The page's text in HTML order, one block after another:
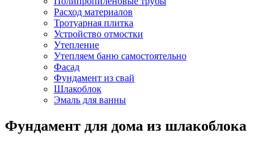
Расход материалов
Тротуарная плитка
Устройство отмостки
Утепление
Утепляем баню самостоятельно
Фасад
Фундамент из свай
Шлакоблок
Эмаль для ванны
Фундамент для дома из шлакоблока